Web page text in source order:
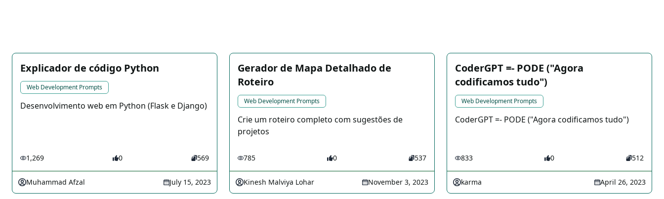
Explicador de código Python
Web Development Prompts
Desenvolvimento web em Python (Flask e Django)
1,269 0 569
Muhammad Afzal July 15, 2023
Gerador de Mapa Detalhado de
Roteiro
Web Development Prompts
Crie um roteiro completo com sugestões de
projetos
785 0 537
Kinesh Malviya Lohar November 3, 2023
CoderGPT =- PODE ("Agora
codificamos tudo")
Web Development Prompts
CoderGPT =- PODE ("Agora codificamos tudo")
833 0 512
karma April 26, 2023